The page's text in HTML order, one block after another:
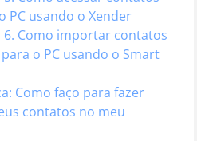
PC usando o Xender
6. Como importar contatos
o PC usando o Smart
Como faço para fazer
contatos no meu